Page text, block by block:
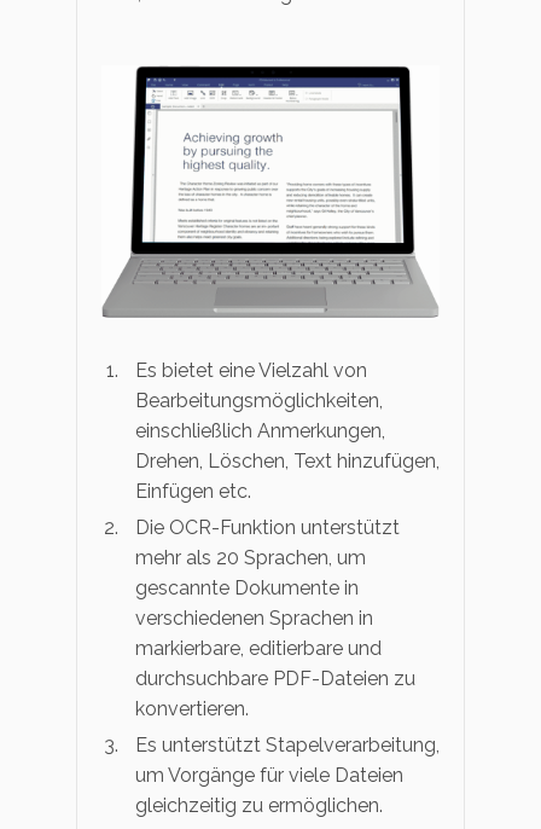
Es bietet eine Vielzahl von
Bearbeitungsmöglichkeiten,
einschließlich Anmerkungen,
Drehen, Löschen, Text hinzufügen,
Einfügen etc.
Die OCR-Funktion unterstützt
mehr als 20 Sprachen, um
gescannte Dokumente in
verschiedenen Sprachen in
markierbare, editierbare und
durchsuchbare PDF-Dateien zu
konvertieren.
Es unterstützt Stapelverarbeitung,
um Vorgänge für viele Dateien
gleichzeitig zu ermöglichen.